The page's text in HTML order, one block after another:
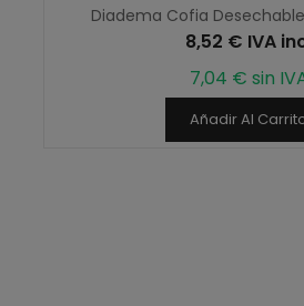
Diadema Cofia
8,52 € IVA
7,04 € sin
Añadir Al